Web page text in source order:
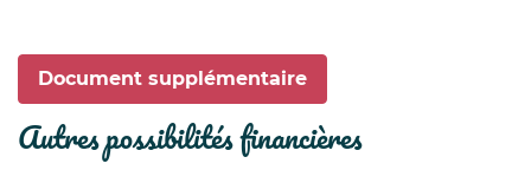
Document supplémentaire
autres possibilités financières